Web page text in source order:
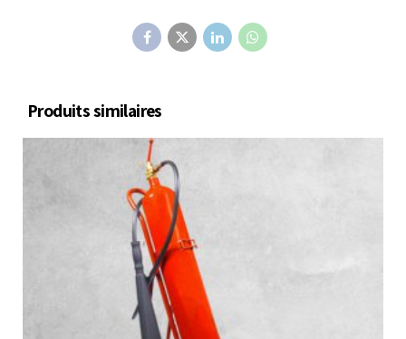
Produits similaires